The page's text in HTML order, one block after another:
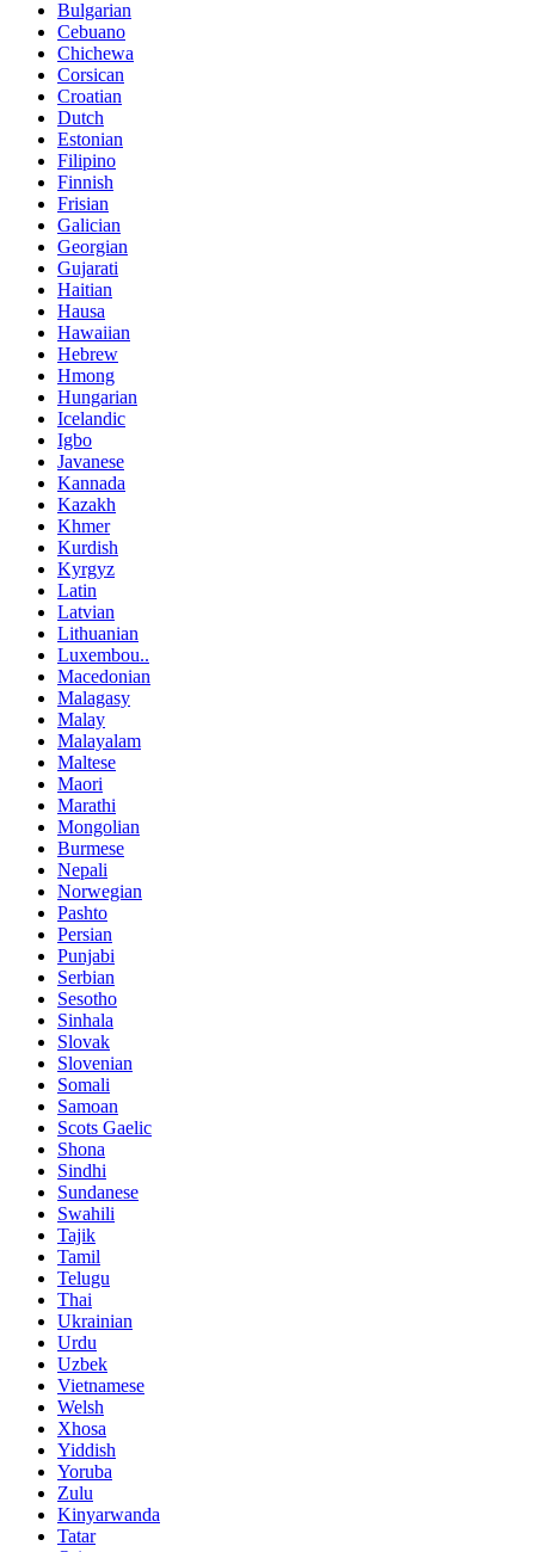
Bulgarian
Cebuano
Chichewa
Corsican
Croatian
Dutch
Estonian
Filipino
Finnish
Frisian
Galician
Georgian
Gujarati
Haitian
Hausa
Hawaiian
Hebrew
Hmong
Hungarian
Icelandic
Igbo
Javanese
Kannada
Kazakh
Khmer
Kurdish
Kyrgyz
Latin
Latvian
Lithuanian
Luxembou..
Macedonian
Malagasy
Malay
Malayalam
Maltese
Maori
Marathi
Mongolian
Burmese
Nepali
Norwegian
Pashto
Persian
Punjabi
Serbian
Sesotho
Sinhala
Slovak
Slovenian
Somali
Samoan
Scots Gaelic
Shona
Sindhi
Sundanese
Swahili
Tajik
Tamil
Telugu
Thai
Ukrainian
Urdu
Uzbek
Vietnamese
Welsh
Xhosa
Yiddish
Yoruba
Zulu
Kinyarwanda
Tatar